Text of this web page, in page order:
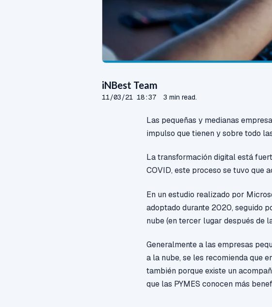
iNBest Team
11/03/21 18:37 3 min read.
Las pequeñas y medianas
impulso que tienen y sobre todo
La transformación digital está
COVID, este proceso se tuvo que
En un estudio realizado por
adoptado durante 2020, seguido
nube (en tercer lugar después de
Generalmente a las empresas
a la nube, se les recomienda que
también porque existe un
que las PYMES conocen más